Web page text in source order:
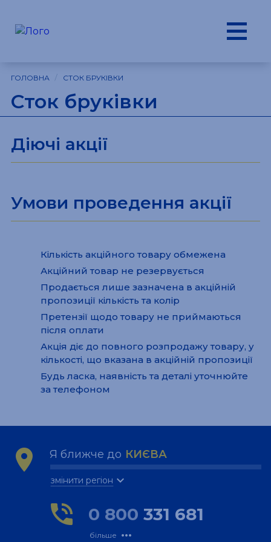
ГОЛОВНА / СТОК БРУКІВКИ
Сток бруківки
Діючі акції
Умови проведення акції
Кількість акційного товару обмежена
Акційний товар не резервується
Продається лише зазначена в акційній
пропозиції кількість та колір
Претензії щодо товару не приймаються
після оплати
Акція діє до повного розпродажу товару, у
кількості, що вказана в акційній пропозиції
Будь ласка, наявність та деталі уточнюйте
за телефоном
location_on Я ближче до КИЄВА
змінити регіон expand_more
phone_in_talk 0 800 331 681
більше more_horiz